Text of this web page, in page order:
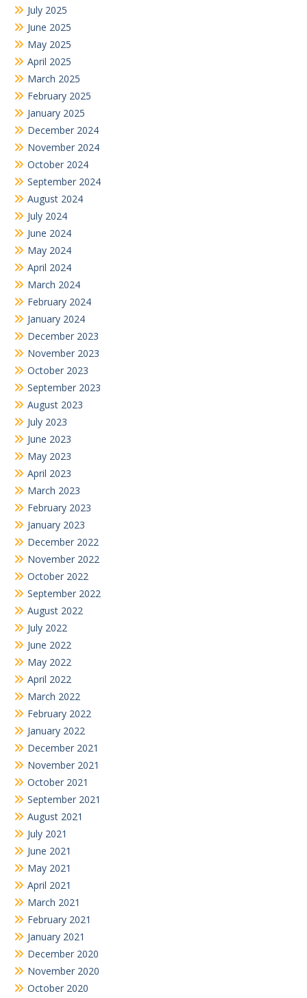
July 2025
June 2025
May 2025
April 2025
March 2025
February 2025
January 2025
December 2024
November 2024
October 2024
September 2024
August 2024
July 2024
June 2024
May 2024
April 2024
March 2024
February 2024
January 2024
December 2023
November 2023
October 2023
September 2023
August 2023
July 2023
June 2023
May 2023
April 2023
March 2023
February 2023
January 2023
December 2022
November 2022
October 2022
September 2022
August 2022
July 2022
June 2022
May 2022
April 2022
March 2022
February 2022
January 2022
December 2021
November 2021
October 2021
September 2021
August 2021
July 2021
June 2021
May 2021
April 2021
March 2021
February 2021
January 2021
December 2020
November 2020
October 2020